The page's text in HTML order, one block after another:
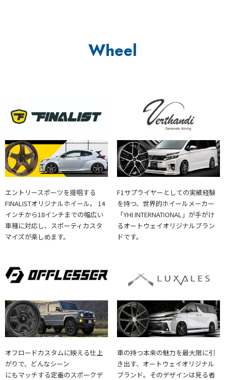
Wheel
エントリースポーツを提唱する
FINALISTオリジナルホイール。 14
インチから18インチまでの幅広い
車種に対応し、スポーティカスタ
マイズが楽しめます。
F1サプライヤーとしての実績経験
を持つ、世界的ホイールメーカー
「YHI INTERNATIONAL」が手がけ
るオートウェイオリジナルブラン
ドです。
オフロードカスタムに映える仕上
がりで、どんなシーン
にもマッチする定番のスポークデ
車の持つ本来の魅力を最大限に引
き出す、オートウェイオリジナル
ブランド。そのデザインは見る者